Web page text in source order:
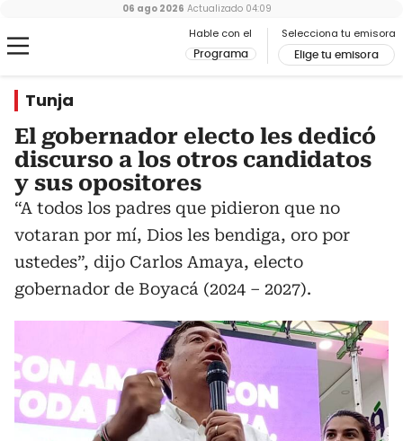
Hable con el
Programa
Selecciona tu emisora
Elige tu emisora
06 ago 2026 Actualizado 04:09
Tunja
El gobernador electo les dedicó
discurso a los otros candidatos
y sus opositores
“A todos los padres que pidieron que no
votaran por mí, Dios les bendiga, oro por
ustedes”, dijo Carlos Amaya, electo
gobernador de Boyacá (2024 – 2027).